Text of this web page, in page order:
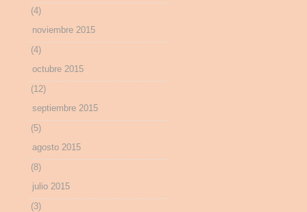
(4)
noviembre 2015
(4)
octubre 2015
(12)
septiembre 2015
(5)
agosto 2015
(8)
julio 2015
(3)